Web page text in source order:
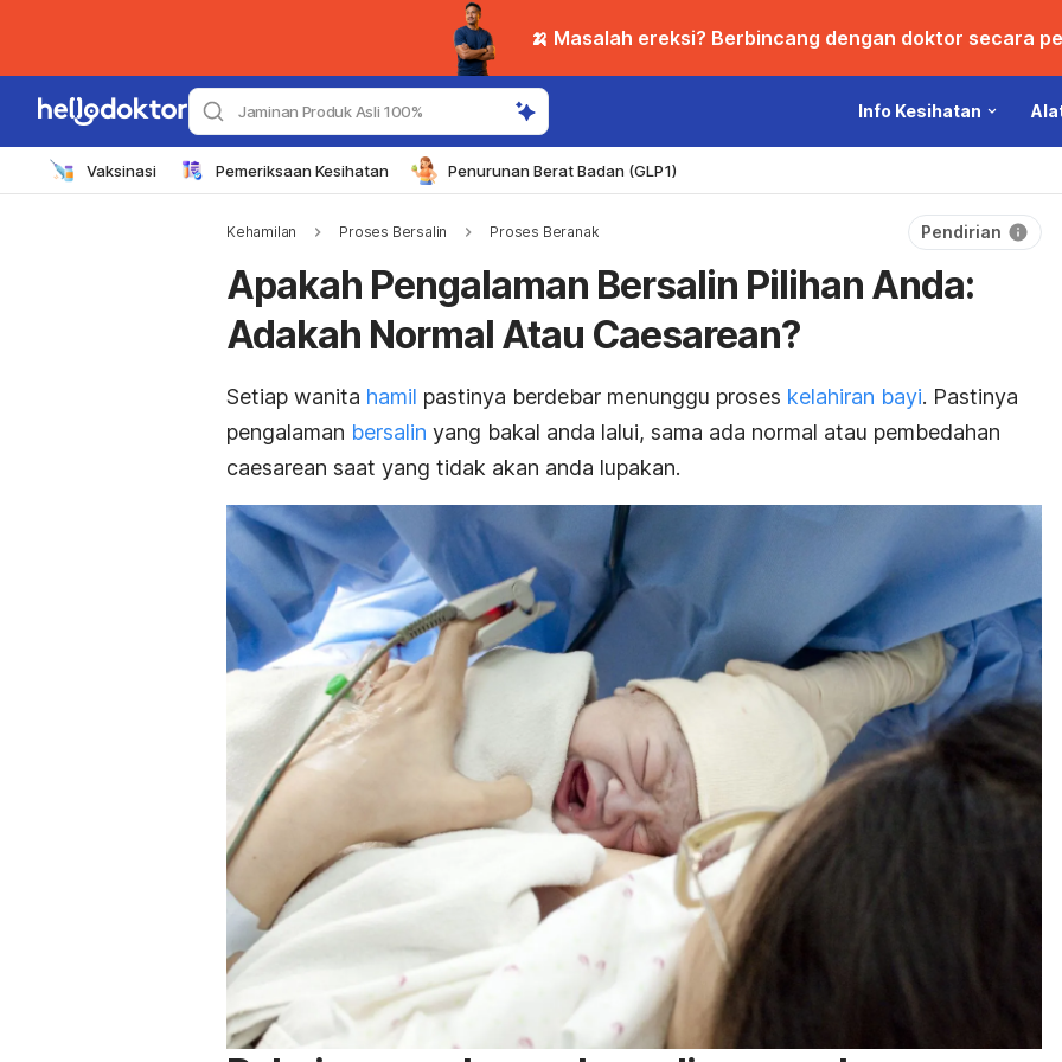
🍌 Masalah ereksi? Berbincang dengan doktor secara
Jaminan Produk Asli 100% Info Kesihatan
Vaksinasi Pemeriksaan Kesihatan Penurunan Berat Badan (GLP1)
Kehamilan Proses Bersalin Proses Beranak Pendirian
Apakah Pengalaman Bersalin Pilihan Anda:
Adakah Normal Atau Caesarean?
Setiap wanita hamil pastinya berdebar menunggu proses kelahiran bayi. Pastinya
pengalaman bersalin yang bakal anda lalui, sama ada normal atau pembedahan
caesarean saat yang tidak akan anda lupakan.